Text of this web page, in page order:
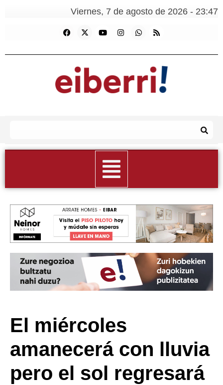
Viernes, 7 de agosto de 2026 - 23:47
El miércoles
amanecerá con lluvia
pero el sol regresará